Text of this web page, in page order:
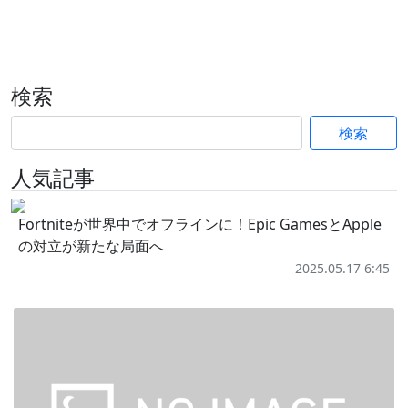
検索
検索
人気記事
Fortniteが世界中でオフラインに！Epic GamesとApple
の対立が新たな局面へ
2025.05.17 6:45